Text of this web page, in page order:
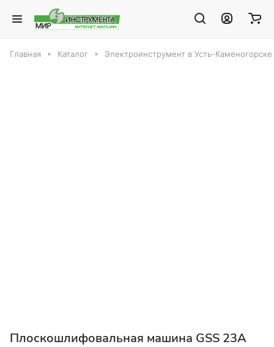
Главная Каталог Электроинструмент в Усть-Каменогорске
Плоскошлифовальная машина GSS 23A